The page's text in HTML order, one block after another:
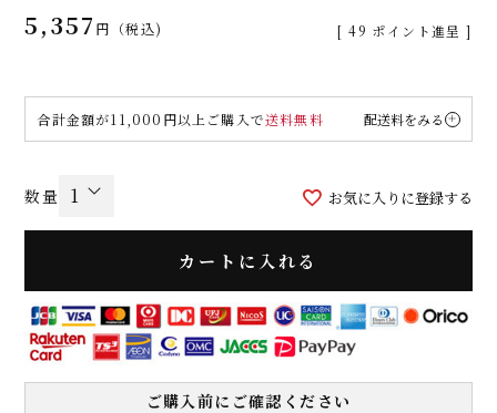
5,357 税込 [ 49 ポイント進呈 ]
合計金額が11,000円以上ご購入で送料無料 配送料をみる
お気に入りに登録する
カートに入れる
ご購入前にご確認ください